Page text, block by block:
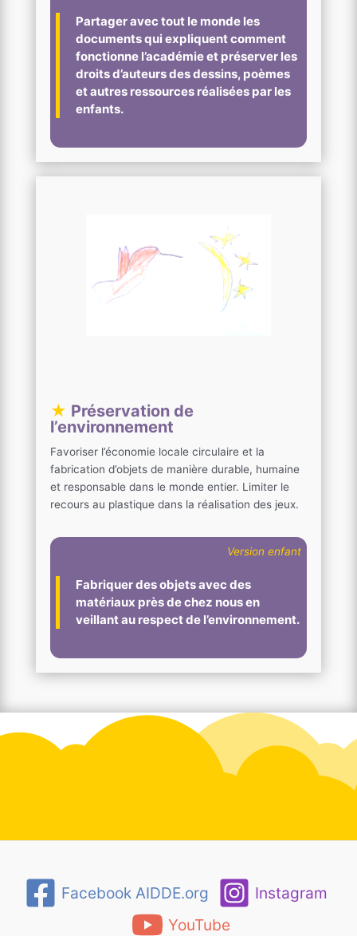
Partager avec tout le monde les
documents qui expliquent comment
fonctionne l’académie et préserver les
droits d’auteurs des dessins, poèmes
et autres ressources réalisées par les
enfants.
★ Préservation de
l’environnement
Favoriser l’économie locale circulaire et la
fabrication d’objets de manière durable, humaine
et responsable dans le monde entier. Limiter le
recours au plastique dans la réalisation des jeux.
Version enfant
Fabriquer des objets avec des
matériaux près de chez nous en
veillant au respect de l’environnement.
Facebook AIDDE.org
Instagram
YouTube